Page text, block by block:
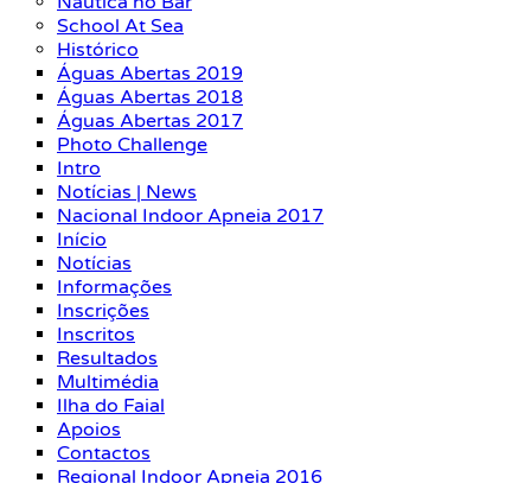
School At Sea
Histórico
Águas Abertas 2019
Águas Abertas 2018
Águas Abertas 2017
Photo Challenge
Intro
Notícias | News
Nacional Indoor Apneia 2017
Início
Notícias
Informações
Inscrições
Inscritos
Resultados
Multimédia
Ilha do Faial
Apoios
Contactos
Regional Indoor Apneia 2016